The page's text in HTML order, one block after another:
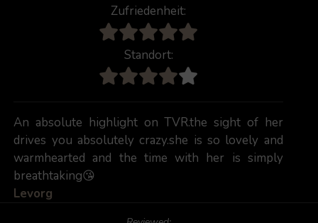
Zufriedenheit:
Standort:
An absolute highlight on TVR.the sight of her
drives you absolutely crazy.she is so lovely and
warmhearted and the time with her is simply
breathtaking😘
Levorg